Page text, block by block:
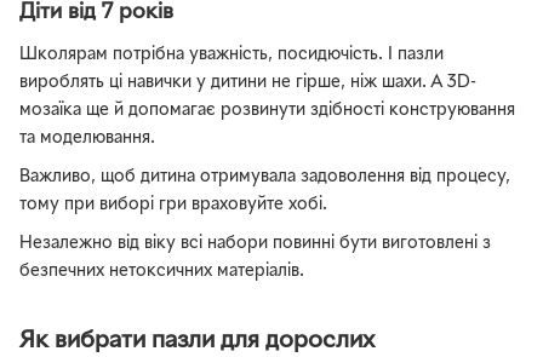
Діти від 7 років
Школярам потрібна уважність, посидючість. І пазли
вироблять ці навички у дитини не гірше, ніж шахи. А 3D-
мозаїка ще й допомагає розвинути здібності конструювання
та моделювання.
Важливо, щоб дитина отримувала задоволення від процесу,
тому при виборі гри враховуйте хобі.
Незалежно від віку всі набори повинні бути виготовлені з
безпечних нетоксичних матеріалів.
Як вибрати пазли для дорослих